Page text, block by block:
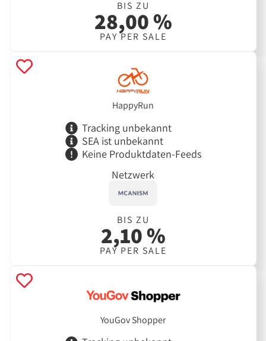
BIS ZU
28,00 %
PAY PER SALE
HappyRun
Tracking unbekannt
SEA ist unbekannt
Keine Produktdaten-Feeds
Netzwerk
BIS ZU
2,10 %
PAY PER SALE
YouGov Shopper